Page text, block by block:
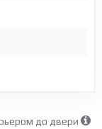
до двери